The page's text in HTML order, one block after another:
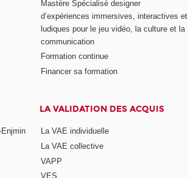
Mastère Spécialisé designer
d’expériences immersives, interactives et
ludiques pour le jeu vidéo, la culture et la
communication
Formation continue
Financer sa formation
Enjmin
LA VALIDATION DES ACQUIS
La VAE individuelle
La VAE collective
VAPP
VES